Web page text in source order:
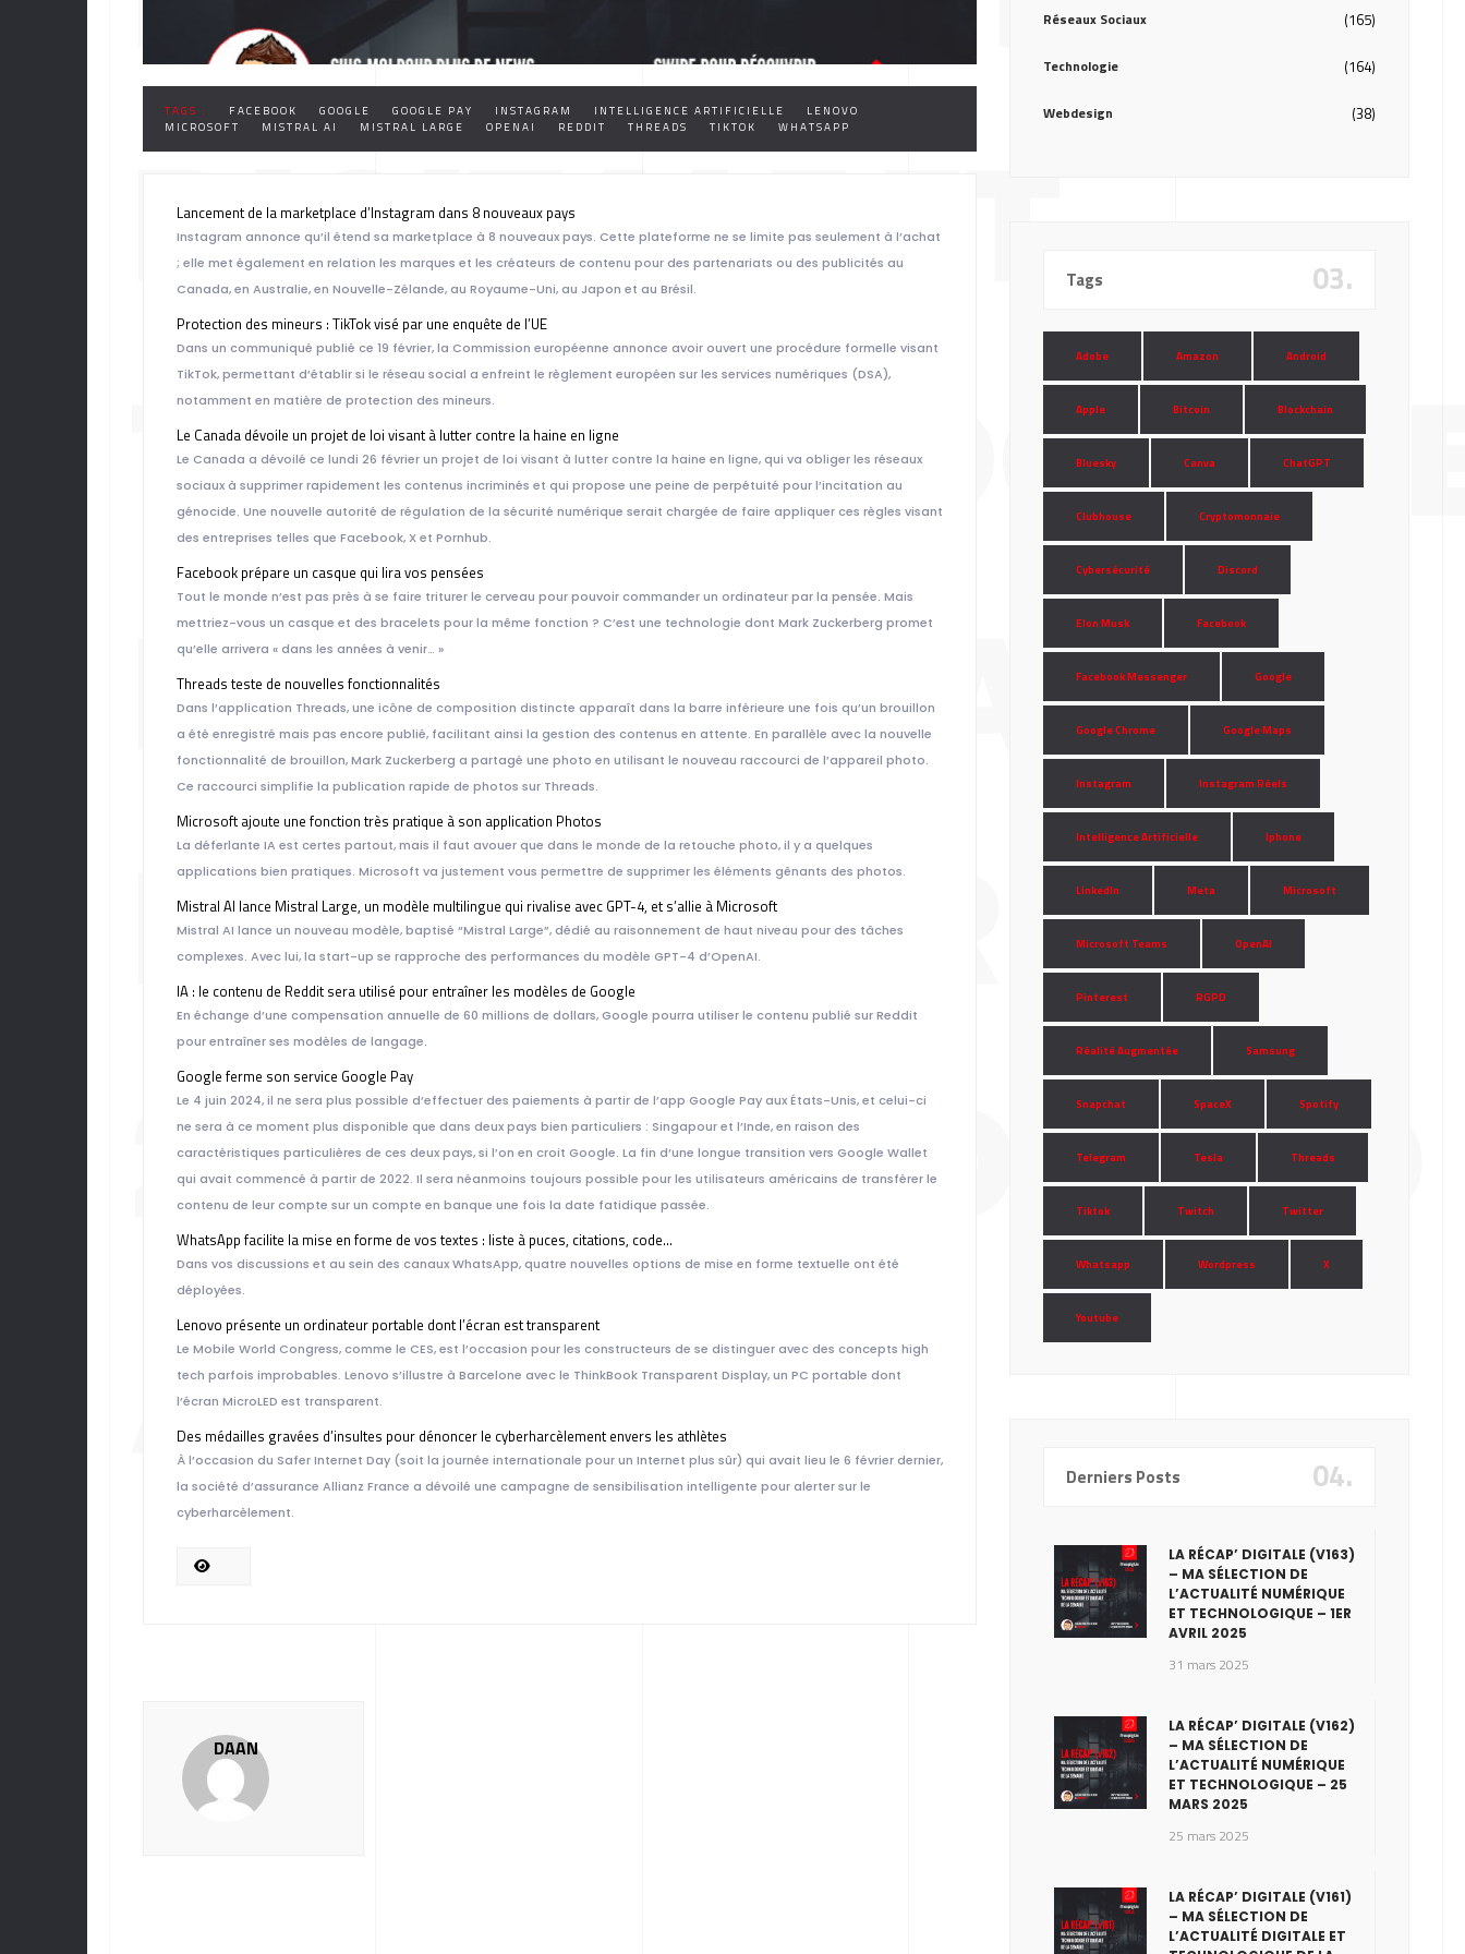
DIGITALE ET
DE LA SEMAINE
DU 26 FÉVRIER
2024 PAR DAVID
ANGYO
TAGS : FACEBOOK GOOGLE GOOGLE PAY INSTAGRAM INTELLIGENCE ARTIFICIELLE
LENOVO
MICROSOFT
MISTRAL AI MISTRAL LARGE OPENAI REDDIT THREADS TIKTOK WHATSAPP
Lancement de la marketplace d’Instagram dans 8 nouveaux pays
Instagram annonce qu’il étend sa marketplace à 8 nouveaux pays. Cette plateforme ne se limite pas seulement à l’achat
; elle met également en relation les marques et les créateurs de contenu pour des partenariats ou des publicités au
Canada, en Australie, en Nouvelle-Zélande, au Royaume-Uni, au Japon et au Brésil.
Protection des mineurs : TikTok visé par une enquête de l’UE
Dans un communiqué publié ce 19 février, la Commission européenne annonce avoir ouvert une procédure formelle visant
TikTok, permettant d’établir si le réseau social a enfreint le règlement européen sur les services numériques (DSA),
notamment en matière de protection des mineurs.
Le Canada dévoile un projet de loi visant à lutter contre la haine en ligne
Le Canada a dévoilé ce lundi 26 février un projet de loi visant à lutter contre la haine en ligne, qui va obliger les réseaux
sociaux à supprimer rapidement les contenus incriminés et qui propose une peine de perpétuité pour l’incitation au
génocide. Une nouvelle autorité de régulation de la sécurité numérique serait chargée de faire appliquer ces règles visant
des entreprises telles que Facebook, X et Pornhub.
Facebook prépare un casque qui lira vos pensées
Tout le monde n’est pas près à se faire triturer le cerveau pour pouvoir commander un ordinateur par la pensée. Mais
mettriez-vous un casque et des bracelets pour la même fonction ? C’est une technologie dont Mark Zuckerberg promet
qu’elle arrivera « dans les années à venir… »
Threads teste de nouvelles fonctionnalités
Dans l’application Threads, une icône de composition distincte apparaît dans la barre inférieure une fois qu’un brouillon
a été enregistré mais pas encore publié, facilitant ainsi la gestion des contenus en attente. En parallèle avec la nouvelle
fonctionnalité de brouillon, Mark Zuckerberg a partagé une photo en utilisant le nouveau raccourci de l’appareil photo.
Ce raccourci simplifie la publication rapide de photos sur Threads.
Microsoft ajoute une fonction très pratique à son application Photos
La déferlante IA est certes partout, mais il faut avouer que dans le monde de la retouche photo, il y a quelques
applications bien pratiques. Microsoft va justement vous permettre de supprimer les éléments gênants des photos.
Mistral AI lance Mistral Large, un modèle multilingue qui rivalise avec GPT-4, et s’allie à Microsoft
Mistral AI lance un nouveau modèle, baptisé “Mistral Large”, dédié au raisonnement de haut niveau pour des tâches
complexes. Avec lui, la start-up se rapproche des performances du modèle GPT-4 d’OpenAI.
IA : le contenu de Reddit sera utilisé pour entraîner les modèles de Google
En échange d’une compensation annuelle de 60 millions de dollars, Google pourra utiliser le contenu publié sur Reddit
pour entraîner ses modèles de langage.
Google ferme son service Google Pay
Le 4 juin 2024, il ne sera plus possible d’effectuer des paiements à partir de l’app Google Pay aux États-Unis, et celui-ci
ne sera à ce moment plus disponible que dans deux pays bien particuliers : Singapour et l’Inde, en raison des
caractéristiques particulières de ces deux pays, si l’on en croit Google. La fin d’une longue transition vers Google Wallet
qui avait commencé à partir de 2022. Il sera néanmoins toujours possible pour les utilisateurs américains de transférer le
contenu de leur compte sur un compte en banque une fois la date fatidique passée.
WhatsApp facilite la mise en forme de vos textes : liste à puces, citations, code…
Dans vos discussions et au sein des canaux WhatsApp, quatre nouvelles options de mise en forme textuelle ont été
déployées.
Lenovo présente un ordinateur portable dont l’écran est transparent
Le Mobile World Congress, comme le CES, est l’occasion pour les constructeurs de se distinguer avec des concepts high
tech parfois improbables. Lenovo s’illustre à Barcelone avec le ThinkBook Transparent Display, un PC portable dont
l’écran MicroLED est transparent.
Des médailles gravées d’insultes pour dénoncer le cyberharcèlement envers les athlètes
À l’occasion du Safer Internet Day (soit la journée internationale pour un Internet plus sûr) qui avait lieu le 6 février dernier,
la société d’assurance Allianz France a dévoilé une campagne de sensibilisation intelligente pour alerter sur le
cyberharcèlement.
DAAN
Réseaux Sociaux (165)
Technologie (164)
Webdesign (38)
Tags 03.
Adobe Amazon Android
Apple Bitcoin Blockchain
Bluesky Canva ChatGPT
Clubhouse Cryptomonnaie
Cybersécurité Discord
Elon Musk Facebook
Facebook Messenger Google
Google Chrome Google Maps
Instagram Instagram Réels
Intelligence Artificielle Iphone
LinkedIn Meta Microsoft
Microsoft Teams OpenAI
Pinterest RGPD
Réalité Augmentée Samsung
Snapchat SpaceX Spotify
Telegram Tesla Threads
Tiktok Twitch Twitter
Whatsapp Wordpress X
Youtube
Derniers Posts 04.
LA RÉCAP’ DIGITALE (V163)
– MA SÉLECTION DE
L’ACTUALITÉ NUMÉRIQUE
ET TECHNOLOGIQUE – 1ER
AVRIL 2025
31 mars 2025
LA RÉCAP’ DIGITALE (V162)
– MA SÉLECTION DE
L’ACTUALITÉ NUMÉRIQUE
ET TECHNOLOGIQUE – 25
MARS 2025
25 mars 2025
LA RÉCAP’ DIGITALE (V161)
– MA SÉLECTION DE
L’ACTUALITÉ DIGITALE ET